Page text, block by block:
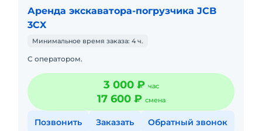
Аренда экскаватора-погрузчика JCB
3CX
Минимальное время заказа: 4 ч.
С оператором.
3 000 ₽ час
17 600 ₽ смена
Позвонить Заказать Обратный звонок